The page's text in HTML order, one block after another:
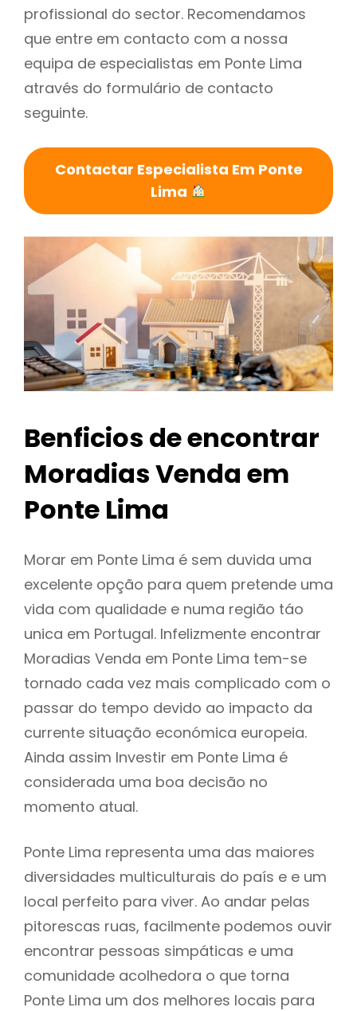
profissional do sector. Recomendamos
que entre em contacto com a nossa
equipa de especialistas em Ponte Lima
através do formulário de contacto
seguinte.
Contactar Especialista Em Ponte
Lima
Benficios de encontrar
Moradias Venda em
Ponte Lima
Morar em Ponte Lima é sem duvida uma
excelente opção para quem pretende uma
vida com qualidade e numa região táo
unica em Portugal. Infelizmente encontrar
Moradias Venda em Ponte Lima tem-se
tornado cada vez mais complicado com o
passar do tempo devido ao impacto da
currente situação económica europeia.
Ainda assim Investir em Ponte Lima é
considerada uma boa decisão no
momento atual.
Ponte Lima representa uma das maiores
diversidades multiculturais do país e e um
local perfeito para viver. Ao andar pelas
pitorescas ruas, facilmente podemos ouvir
encontrar pessoas simpáticas e uma
comunidade acolhedora o que torna
Ponte Lima um dos melhores locais para